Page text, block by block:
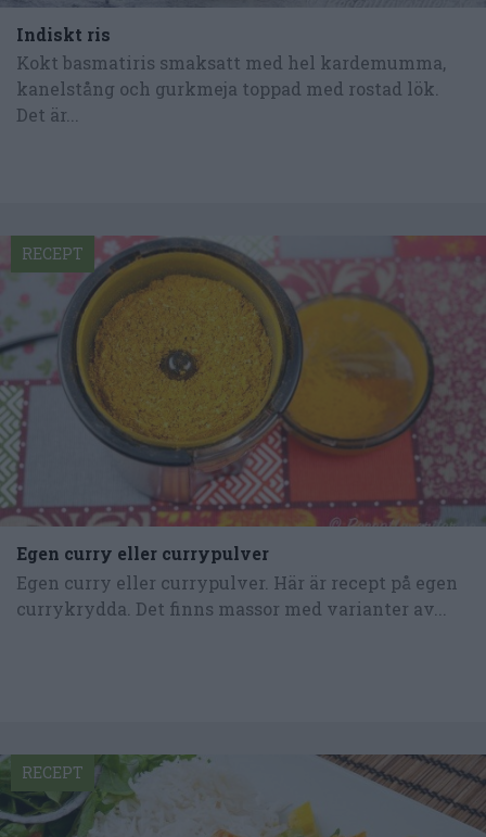
Indiskt ris
Kokt basmatiris smaksatt med hel kardemumma,
kanelstång och gurkmeja toppad med rostad lök.
Det är...
Egen curry eller currypulver
Egen curry eller currypulver. Här är recept på egen
currykrydda. Det finns massor med varianter av...
RECEPT
RECEPT